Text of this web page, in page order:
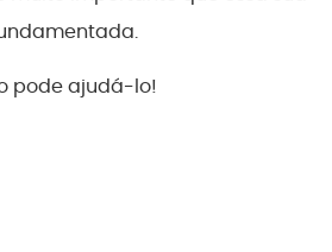
pode ajudá-lo!